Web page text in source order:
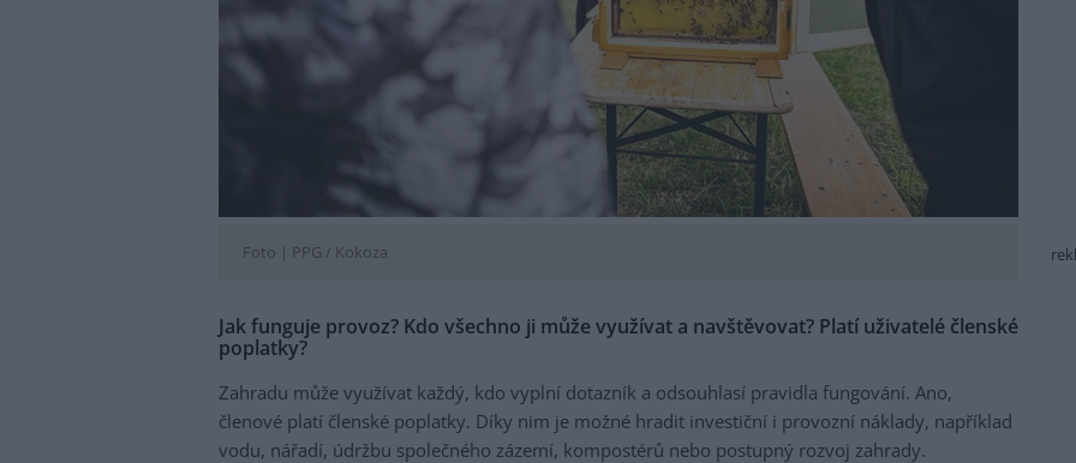
Foto | PPG / Kokoza
Jak funguje provoz? Kdo všechno ji může využívat a navštěvovat? Platí uživatelé členské
poplatky?
Zahradu může využívat každý, kdo vyplní dotazník a odsouhlasí pravidla fungování. Ano,
členové platí členské poplatky. Díky nim je možné hradit investiční i provozní náklady, například
vodu, nářadí, údržbu společného zázemí, kompostérů nebo postupný rozvoj zahrady.